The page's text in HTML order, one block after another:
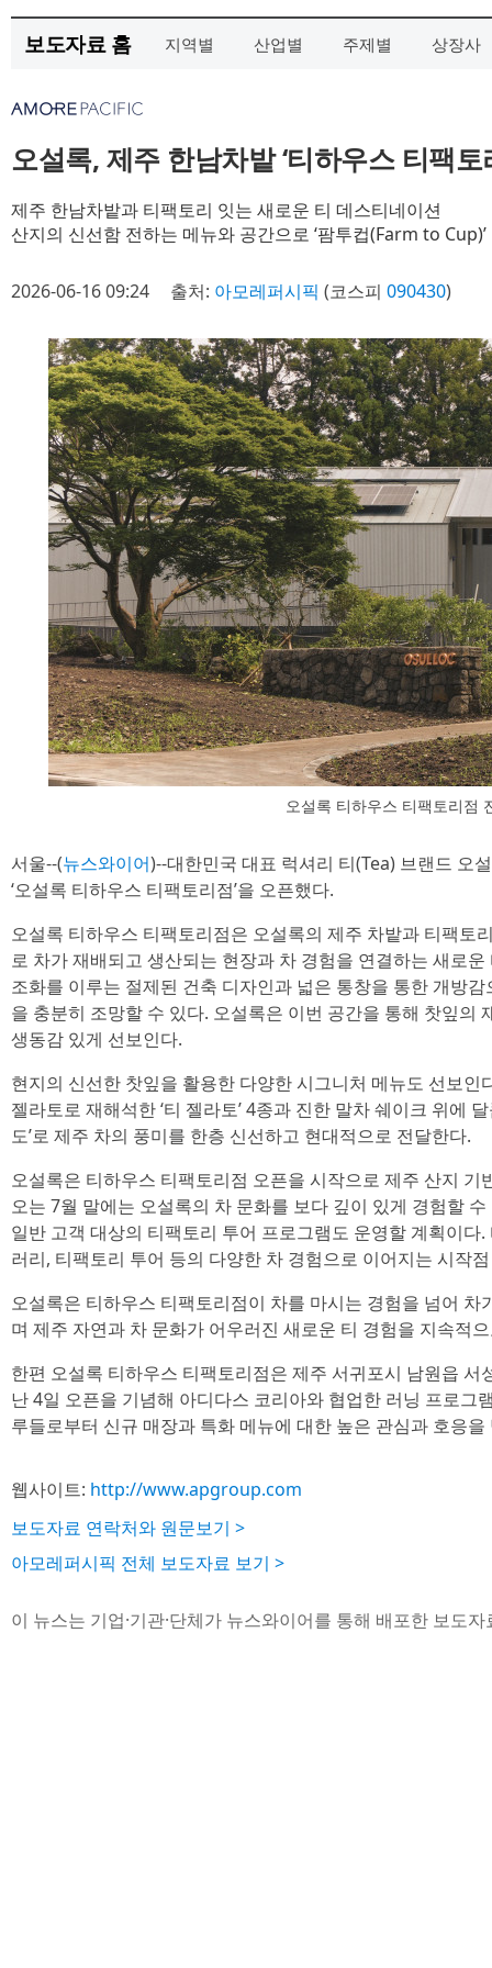
보도자료 홈 지역별 산업별 주제별 상장사
오설록, 제주 한남차밭 ‘티하우스 티팩토
제주 한남차밭과 티팩토리 잇는 새로운 티 데스티네이션
산지의 신선함 전하는 메뉴와 공간으로 ‘팜투컵(Farm to
2026-06-16 09:24 출처: 아모레퍼시픽 (코스피 090430)
오설록 티하우스 티팩토리점
서울--(뉴스와이어)--대한민국 대표 럭셔리 티(Tea) 브랜드 오
‘오설록 티하우스 티팩토리점’을 오픈했다.
오설록 티하우스 티팩토리점은 오설록의 제주 차밭과 티팩토
로 차가 재배되고 생산되는 현장과 차 경험을 연결하는 새로
조화를 이루는 절제된 건축 디자인과 넓은 통창을 통한 개방
을 충분히 조망할 수 있다. 오설록은 이번 공간을 통해 찻잎의
생동감 있게 선보인다.
현지의 신선한 찻잎을 활용한 다양한 시그니처 메뉴도 선보인
젤라토로 재해석한 ‘티 젤라토’ 4종과 진한 말차 쉐이크 위에
도’로 제주 차의 풍미를 한층 신선하고 현대적으로 전달한다.
오설록은 티하우스 티팩토리점 오픈을 시작으로 제주 산지 기
오는 7월 말에는 오설록의 차 문화를 보다 깊이 있게 경험할
일반 고객 대상의 티팩토리 투어 프로그램도 운영할 계획이
러리, 티팩토리 투어 등의 다양한 차 경험으로 이어지는 시작
오설록은 티하우스 티팩토리점이 차를 마시는 경험을 넘어
며 제주 자연과 차 문화가 어우러진 새로운 티 경험을 지속적
한편 오설록 티하우스 티팩토리점은 제주 서귀포시 남원읍
난 4일 오픈을 기념해 아디다스 코리아와 협업한 러닝 프로그
루들로부터 신규 매장과 특화 메뉴에 대한 높은 관심과 호응을
웹사이트: http://www.apgroup.com
보도자료 연락처와 원문보기 >
아모레퍼시픽 전체 보도자료 보기 >
이 뉴스는 기업·기관·단체가 뉴스와이어를 통해 배포한 보도